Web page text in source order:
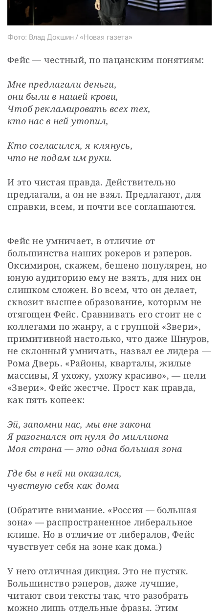
Фото: Влад Докшин / «Новая газета»
Фейс — честный, по пацанским понятиям:
Мне предлагали деньги,
они были в нашей крови,
Чтоб рекламировать всех тех,
кто нас в ней утопил,
Кто согласился, я клянусь,
что не подам им руки.
И это чистая правда. Действительно
предлагали, а он не взял. Предлагают, для
справки, всем, и почти все соглашаются.
Фейс не умничает, в отличие от
большинства наших рокеров и рэперов.
Оксимирон, скажем, бешено популярен, но
юную аудиторию ему не взять, для них он
слишком сложен. Во всем, что он делает,
сквозит высшее образование, которым не
отягощен Фейс. Сравнивать его стоит не с
коллегами по жанру, а с группой «Звери»,
примитивной настолько, что даже Шнуров,
не склонный умничать, назвал ее лидера —
Рома Дверь. «Районы, кварталы, жилые
массивы, Я ухожу, ухожу красиво», — пели
«Звери». Фейс жестче. Прост как правда,
как пять копеек:
Эй, запомни нас, мы вне закона
Я разогнался от нуля до миллиона
Моя страна — это одна большая зона
Где бы в ней ни оказался,
чувствую себя как дома
(Обратите внимание. «Россия — большая
зона» — распространенное либеральное
клише. Но в отличие от либералов, Фейс
чувствует себя на зоне как дома.)
У него отличная дикция. Это не пустяк.
Большинство рэперов, даже лучшие,
читают свои тексты так, что разобрать
можно лишь отдельные фразы. Этим